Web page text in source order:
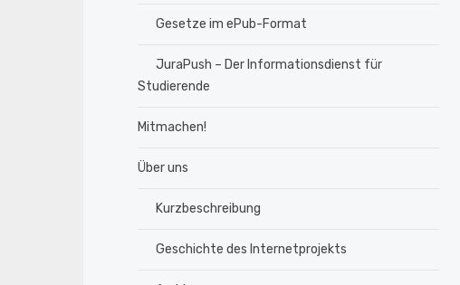
Gesetze im ePub-Format
JuraPush – Der Informationsdienst für
Studierende
Mitmachen!
Über uns
Kurzbeschreibung
Geschichte des Internetprojekts